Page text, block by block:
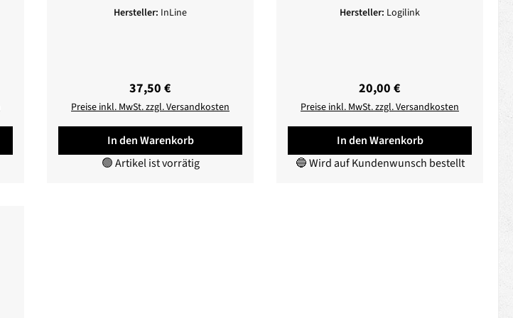
Hersteller: InLine
Regulärer Preis:
37,50 €
Preise inkl. MwSt. zzgl. Versandkosten
In den Warenkorb
🟢 Artikel ist vorrätig
Hersteller: Logilink
Regulärer Preis:
20,00 €
Preise inkl. MwSt. zzgl. Versandkosten
In den Warenkorb
🔵 Wird auf Kundenwunsch bestellt